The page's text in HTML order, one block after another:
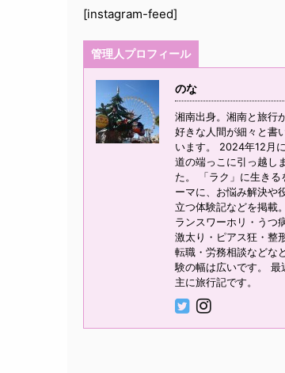
[instagram-feed]
管理人プロフィール
のな
湘南出身。湘南と旅行
好きな人間が細々と書
います。 2024年12月
道の端っこに引っ越し
た。 「ラク」に生きる
ーマに、お悩み解決や
立つ体験記などを掲載
ランスワーホリ・うつ
激太り・ピアス狂・整
転職・労務相談などな
験の幅は広いです。 最
主に旅行記です。